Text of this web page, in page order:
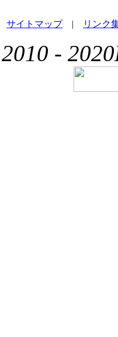
サイトマップ| リンク
-